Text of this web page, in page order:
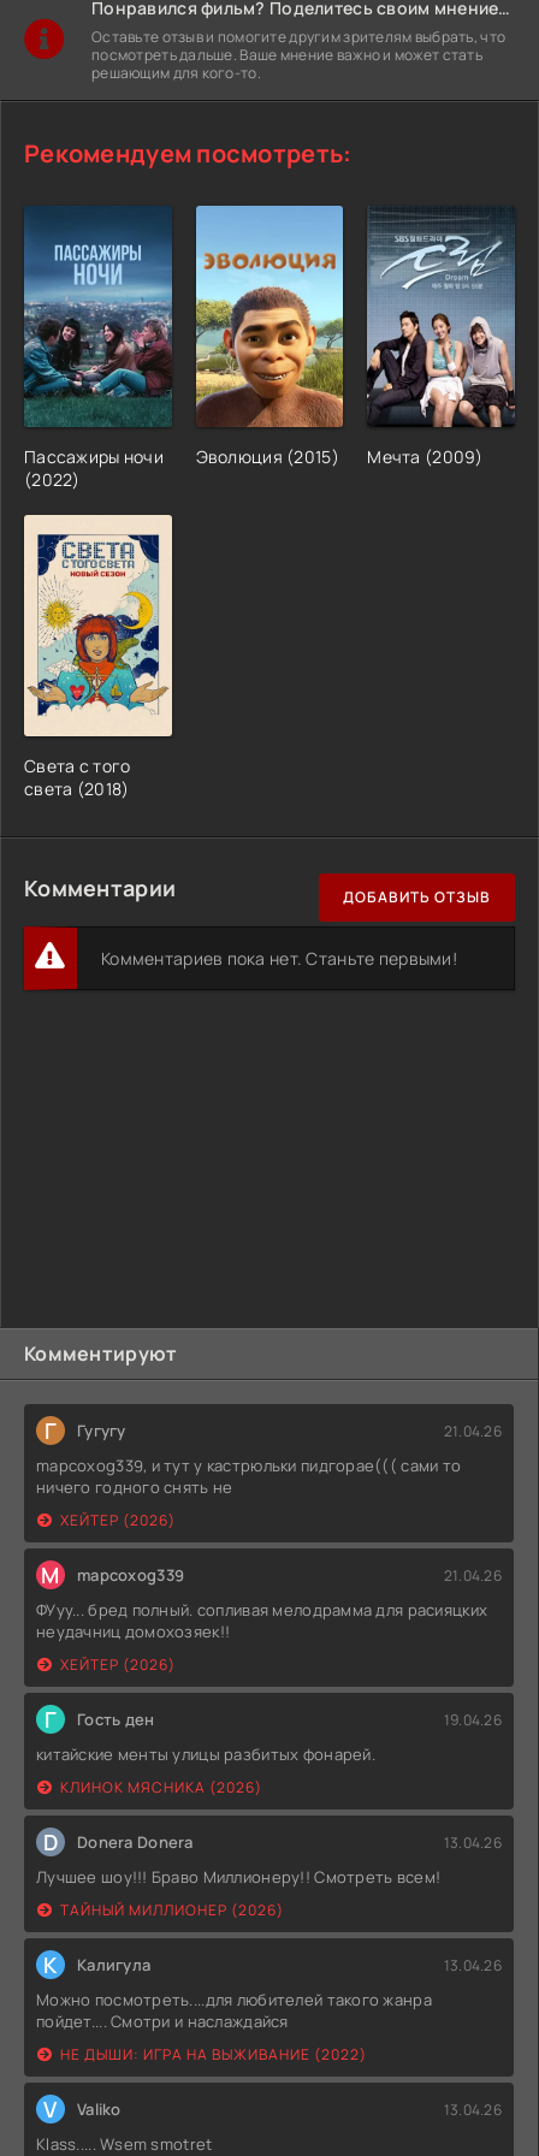
Комментируют
Г Гугугу 21.04.26
mapcoxog339, и тут у кастрюльки пидгорае((( сами то
ничего годного снять не
ХЕЙТЕР (2026)
M mapcoxog339 21.04.26
ФУуу... бред полный. сопливая мелодрамма для расияцких
неудачниц домохозяек!!
ХЕЙТЕР (2026)
Г Гость ден 19.04.26
китайские менты улицы разбитых фонарей.
КЛИНОК МЯСНИКА (2026)
D Donera Donera 13.04.26
Лучшее шоу!!! Браво Миллионеру!! Смотреть всем!
ТАЙНЫЙ МИЛЛИОНЕР (2026)
К Калигула 13.04.26
Можно посмотреть....для любителей такого жанра
пойдет.... Смотри и наслаждайся
НЕ ДЫШИ: ИГРА НА ВЫЖИВАНИЕ (2022)
V Valiko 13.04.26
Klass..... Wsem smotret
Понравился фильм? Поделитесь своим мнением!
Оставьте отзыв и помогите другим зрителям выбрать, что
посмотреть дальше. Ваше мнение важно и может стать
решающим для кого-то.
Рекомендуем посмотреть:
Пассажиры ночи
(2022)
Эволюция (2015) Мечта (2009)
Света с того
света (2018)
Комментарии ДОБАВИТЬ ОТЗЫВ
Комментариев пока нет. Станьте первыми!